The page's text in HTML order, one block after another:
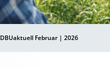
DBUaktuell Februar | 2026